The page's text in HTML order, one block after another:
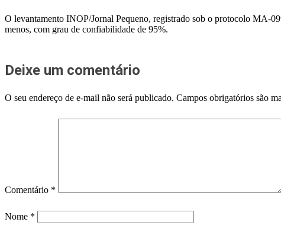
O levantamento INOP/Jornal Pequeno, registrado sob o protocolo MA-
menos, com grau de confiabilidade de 95%.
Deixe um comentário
O seu endereço de e-mail não será publicado. Campos obrigatórios são
Comentário *
Nome *